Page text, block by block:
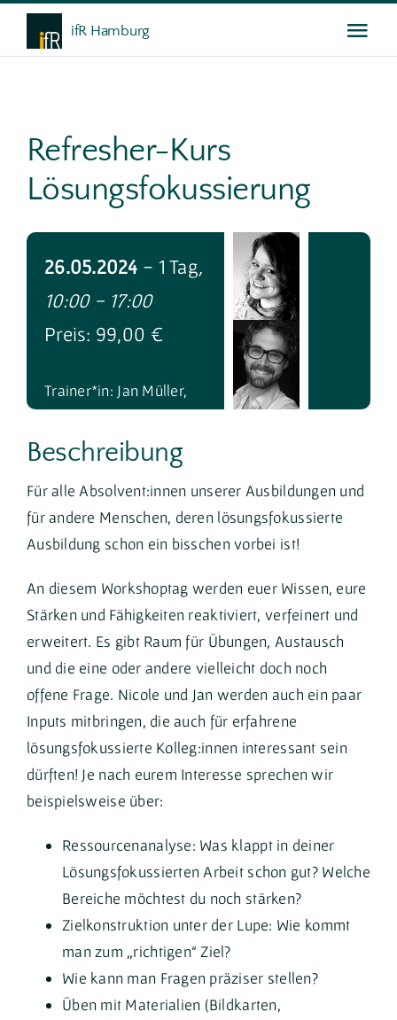
Skip
ifR Hamburg
Weiterbildung
Gespräche
Service
Refresher-Kurs
Lösungsfokussierung
26.05.2024 - 1 Tag,
10:00 - 17:00
Preis: 99,00 €
Trainer*in: Jan Müller,
Beschreibung
Für alle Absolvent:innen unserer Ausbildungen und
für andere Menschen, deren lösungsfokussierte
Ausbildung schon ein bisschen vorbei ist!
An diesem Workshoptag werden euer Wissen, eure
Stärken und Fähigkeiten reaktiviert, verfeinert und
erweitert. Es gibt Raum für Übungen, Austausch
und die eine oder andere vielleicht doch noch
offene Frage. Nicole und Jan werden auch ein paar
Inputs mitbringen, die auch für erfahrene
lösungsfokussierte Kolleg:innen interessant sein
dürften! Je nach eurem Interesse sprechen wir
beispielsweise über:
Ressourcenanalyse: Was klappt in deiner
Lösungsfokussierten Arbeit schon gut? Welche
Bereiche möchtest du noch stärken?
Zielkonstruktion unter der Lupe: Wie kommt
man zum „richtigen“ Ziel?
Wie kann man Fragen präziser stellen?
Üben mit Materialien (Bildkarten,